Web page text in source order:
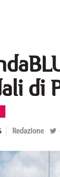
di
Redazione